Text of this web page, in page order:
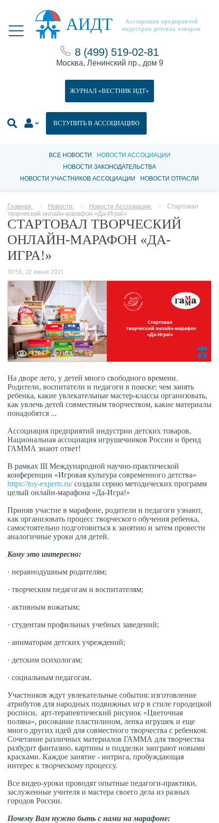
АИДТ
Ассоциация предприятий
индустрии детских товаров
8 (499) 519-02-81
Москва, Ленинский пр., дом 9
ВСТУПИТЬ В АССОЦИАЦИЮ
ЖУРНАЛ «ВЕСТНИК ИДТ»
ВСЕ НОВОСТИ
НОВОСТИ АССОЦИАЦИИ
НОВОСТИ ЗАКОНОДАТЕЛЬСТВА
НОВОСТИ УЧАСТНИКОВ АССОЦИАЦИИ
НОВОСТИ ОТРАСЛИ
Главная Новости Новости Ассоциации
Стартовал
творческий онлайн-марафон «Да-Игра!»
СТАРТОВАЛ ТВОРЧЕСКИЙ
ОНЛАЙН-МАРАФОН «ДА-
ИГРА!»
10:58, 22 июня 2021
1708 0
На дворе лето, у детей много свободного времени.
Родители, воспитатели и педагоги в поиске: чем занять
ребенка, какие увлекательные мастер-классы организовать,
как увлечь детей совместным творчеством, какие материалы
понадобятся ...
Ассоциация предприятий индустрии детских товаров,
Национальная ассоциация игрушечников России и бренд
ГАММА знают ответ!
В рамках III Международной научно-практической
конференции «Игровая культура современного детства»
https://toy-experts.ru/создали серию методических программ
целый онлайн-марафона «Да-Игра!»
Приняв участие в марафоне, родители и педагоги узнают,
как организовать процесс творческого обучения ребенка,
самостоятельно подготовиться к занятию и затем провести
аналогичные уроки для детей.
Кому это интересно:
· неравнодушным родителям;
· творческим педагогам и воспитателям;
· активным вожатым;
· студентам профильных учебных заведений;
· аниматорам детских учреждений;
· детским психологам;
· социальным педагогам.
Участников ждут увлекательные события: изготовление
атрибутов для народных подвижных игр в стиле городецкой
росписи, арт-терапевтический рисунок «Цветочная
поляна», рисование пластилином, лепка игрушек и еще
много других идей для совместного творчества с ребенком.
Сочетание различных материалов ГАММА для творчества
разбудит фантазию, картины и подделки заиграют новыми
красками. Каждое занятие - интрига, пробуждающая
интерес к творческому процессу.
Все видео-уроки проводят опытные педагоги-практики,
заслуженные учителя и мастера своего дела из разных
городов России.
Почему Вам нужно быть с нами на марафоне: